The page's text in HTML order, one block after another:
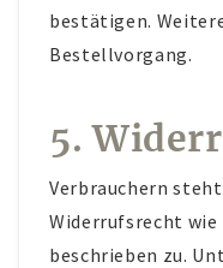
bestätigen.
Bestellvorgang.
5.
Verbrauchern
Widerrufsrecht
beschrieben zu.